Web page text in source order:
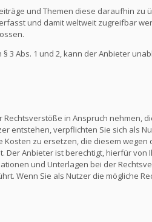
und Themen diese daraufhin
und damit weltweit zugreifbar
3 Abs. 1 und 2, kann der Anbieter
in Anspruch
entstehen, verpflichten Sie sich als
zu ersetzen, die diesem
Anbieter ist berechtigt, hierfür
und Unterlagen bei der
Wenn Sie als Nutzer die mögliche